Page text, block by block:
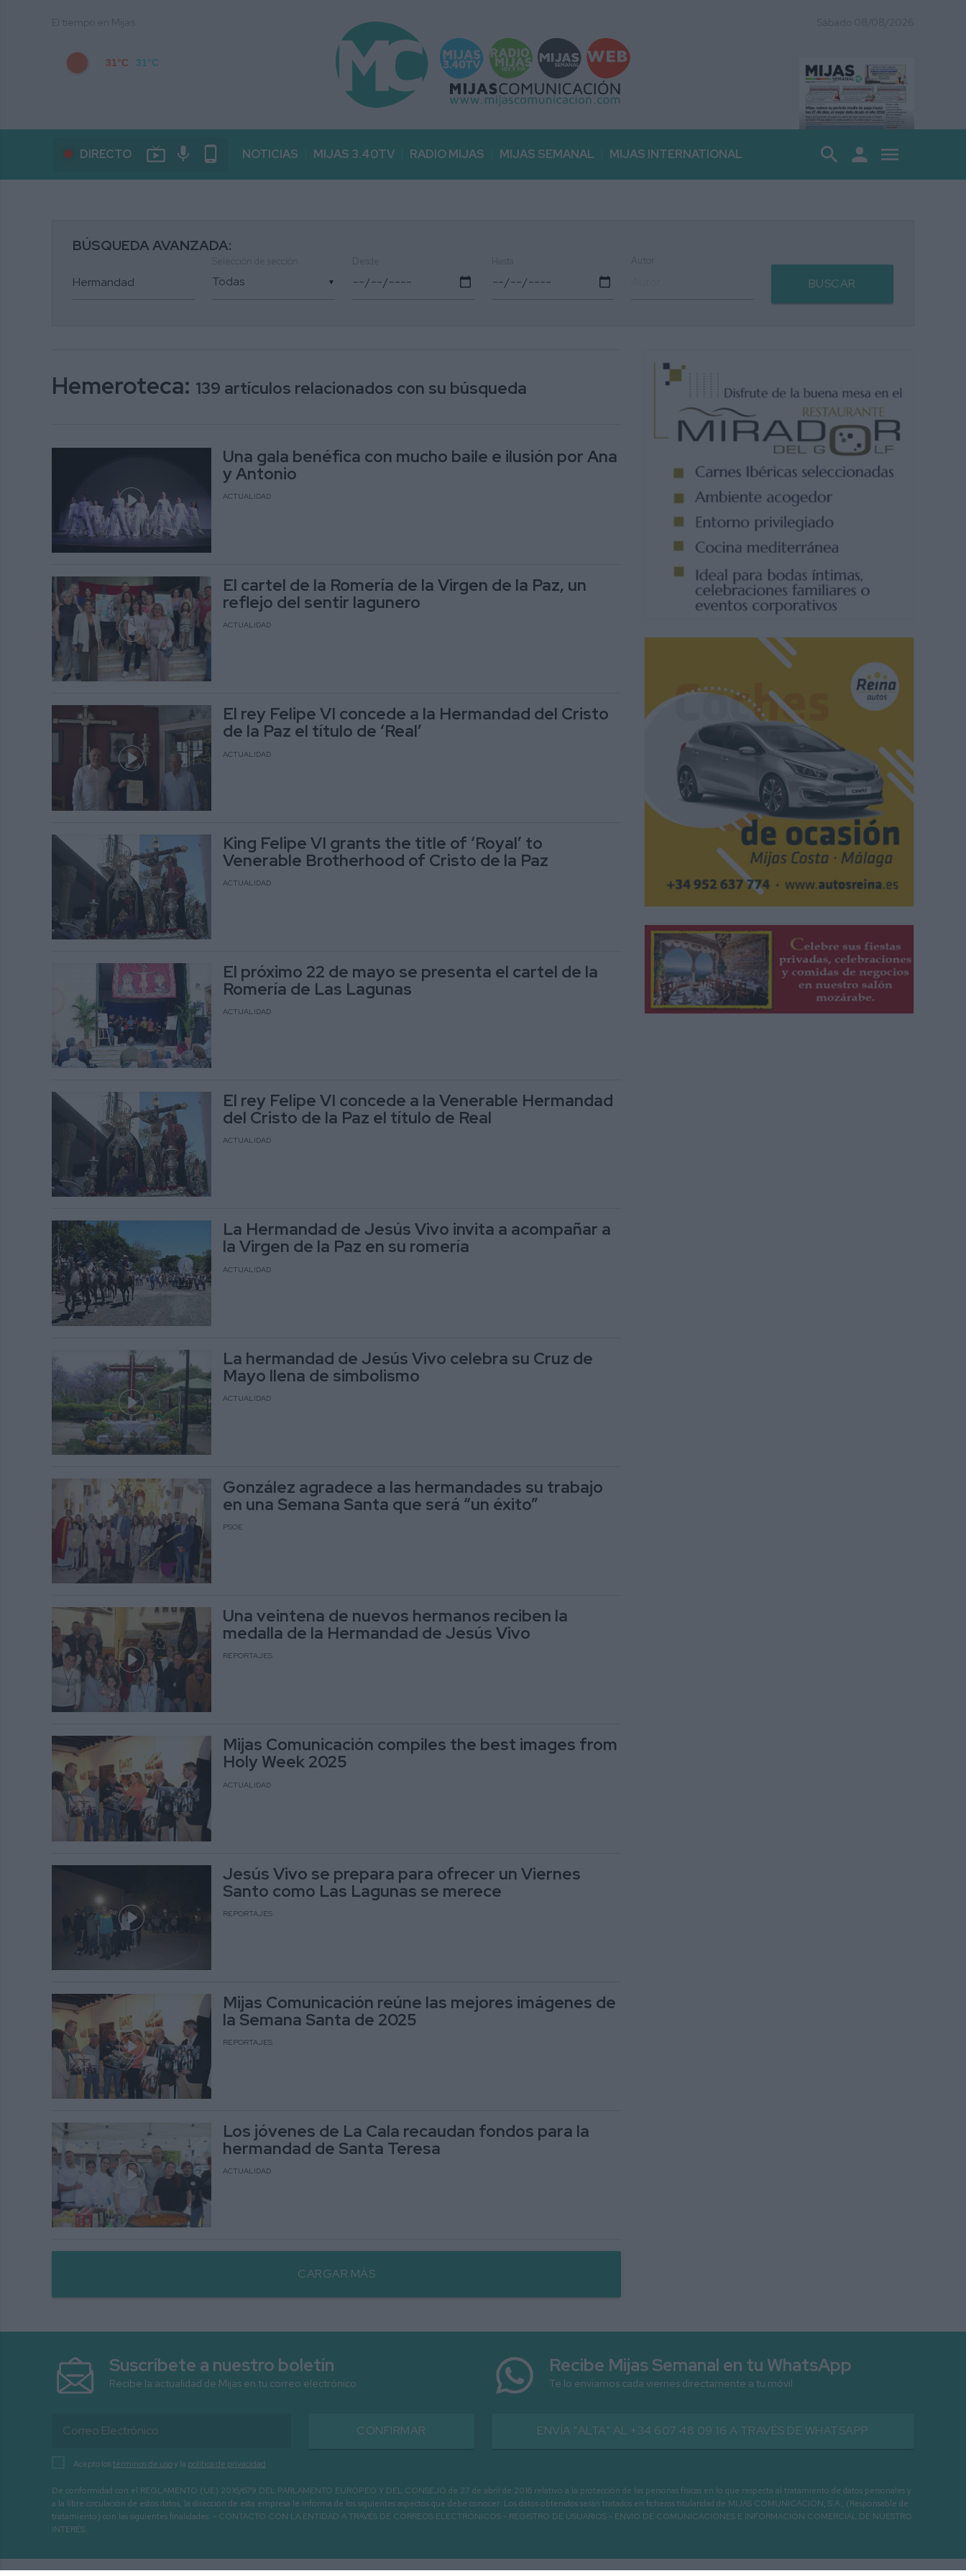
31°C 31°C
DIRECTO live_tv mic phone_android NOTICIAS MIJAS 3.40TV RADIO MIJAS MIJAS SEMANAL MIJAS INTERNATIONAL search person menu
BÚSQUEDA AVANZADA:
▼ BUSCAR
Hemeroteca: 139 artículos relacionados con su búsqueda
Una gala benéfica con mucho baile e ilusión por Ana
y Antonio
ACTUALIDAD
El cartel de la Romería de la Virgen de la Paz, un
reflejo del sentir lagunero
ACTUALIDAD
El rey Felipe VI concede a la Hermandad del Cristo
de la Paz el título de ‘Real’
ACTUALIDAD
King Felipe VI grants the title of ‘Royal’ to
Venerable Brotherhood of Cristo de la Paz
ACTUALIDAD
El próximo 22 de mayo se presenta el cartel de la
Romería de Las Lagunas
ACTUALIDAD
El rey Felipe VI concede a la Venerable Hermandad
del Cristo de la Paz el título de Real
ACTUALIDAD
La Hermandad de Jesús Vivo invita a acompañar a
la Virgen de la Paz en su romería
ACTUALIDAD
La hermandad de Jesús Vivo celebra su Cruz de
Mayo llena de simbolismo
ACTUALIDAD
González agradece a las hermandades su trabajo
en una Semana Santa que será “un éxito”
PSOE
Una veintena de nuevos hermanos reciben la
medalla de la Hermandad de Jesús Vivo
REPORTAJES
Mijas Comunicación compiles the best images from
Holy Week 2025
ACTUALIDAD
Jesús Vivo se prepara para ofrecer un Viernes
Santo como Las Lagunas se merece
REPORTAJES
Mijas Comunicación reúne las mejores imágenes de
la Semana Santa de 2025
REPORTAJES
Los jóvenes de La Cala recaudan fondos para la
hermandad de Santa Teresa
ACTUALIDAD
CARGAR MÁS
Suscríbete a nuestro boletín
Recibe la actualidad de Mijas en tu correo electrónico
CONFIRMAR
Acepto lostérminos de usoy la política de privacidad
Recibe Mijas Semanal en tu WhatsApp
Te lo enviamos cada viernes directamente a tu móvil
ENVÍA "ALTA" AL +34 607 48 09 16 A TRAVÉS DE WHATSAPP
De conformidad con el REGLAMENTO (UE) 2016/679 DEL PARLAMENTO EUROPEO Y DEL CONSEJO de 27 de abril de 2016 relativo a la protección de las personas físicas en lo que respecta al tratamiento de datos personales y
a la libre circulación de estos datos, la dirección de esta empresa le informa de los siguientes aspectos que debe conocer: Los datos obtenidos serán tratados en ficheros titularidad de MIJAS COMUNICACIÓN, S.A., (Responsable de
tratamiento) con las siguientes finalidades: - CONTACTO CON LA ENTIDAD A TRAVÉS DE CORREOS ELECTRÓNICOS - REGISTRO DE USUARIOS - ENVIO DE COMUNICACIONES E INFORMACIÓN COMERCIAL DE NUESTRO
INTERÉS.